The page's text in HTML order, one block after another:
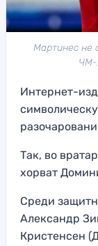
Мартинес не
ЧМ-
Интернет-
Так, во
хорват
Среди
Александр
Кристенсен